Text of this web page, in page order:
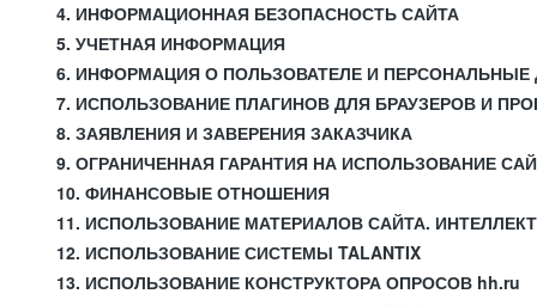
4. ИНФОРМАЦИОННАЯ БЕЗОПАСНОСТЬ САЙТА
5. УЧЕТНАЯ ИНФОРМАЦИЯ
6. ИНФОРМАЦИЯ О ПОЛЬЗОВАТЕЛЕ И
7. ИСПОЛЬЗОВАНИЕ ПЛАГИНОВ ДЛЯ БРАУЗЕРОВ И
8. ЗАЯВЛЕНИЯ И ЗАВЕРЕНИЯ ЗАКАЗЧИКА
9. ОГРАНИЧЕННАЯ ГАРАНТИЯ НА ИСПОЛЬЗОВАНИЕ
10. ФИНАНСОВЫЕ ОТНОШЕНИЯ
11. ИСПОЛЬЗОВАНИЕ МАТЕРИАЛОВ САЙТА.
12. ИСПОЛЬЗОВАНИЕ СИСТЕМЫ TALANTIX
13. ИСПОЛЬЗОВАНИЕ КОНСТРУКТОРА ОПРОСОВ hh.ru